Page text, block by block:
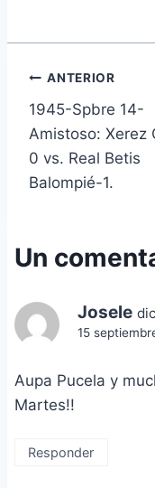
de
entradas
ANTERIOR
1945-Spbre 14-
Amistoso: Xerez
0 vs. Real Betis
Balompié-1.
Un
Josele
15
Aupa Pucela y
Martes!!
Responder